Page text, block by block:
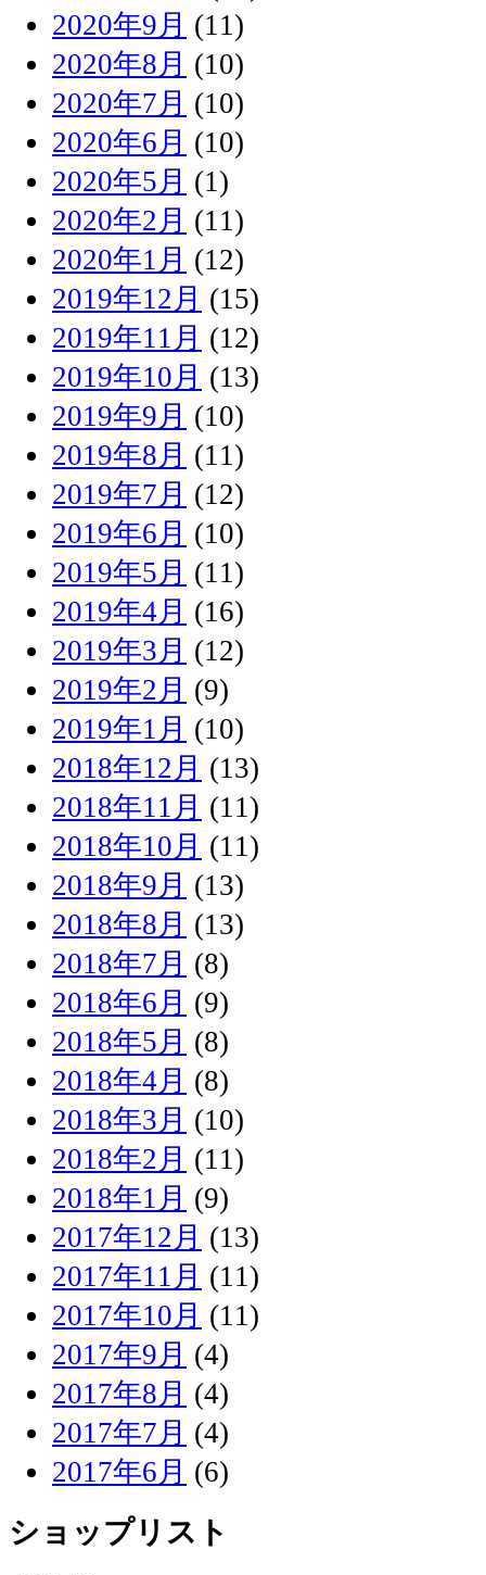
2020年9月 (11)
2020年8月 (10)
2020年7月 (10)
2020年6月 (10)
2020年5月 (1)
2020年2月 (11)
2020年1月 (12)
2019年12月 (15)
2019年11月 (12)
2019年10月 (13)
2019年9月 (10)
2019年8月 (11)
2019年7月 (12)
2019年6月 (10)
2019年5月 (11)
2019年4月 (16)
2019年3月 (12)
2019年2月 (9)
2019年1月 (10)
2018年12月 (13)
2018年11月 (11)
2018年10月 (11)
2018年9月 (13)
2018年8月 (13)
2018年7月 (8)
2018年6月 (9)
2018年5月 (8)
2018年4月 (8)
2018年3月 (10)
2018年2月 (11)
2018年1月 (9)
2017年12月 (13)
2017年11月 (11)
2017年10月 (11)
2017年9月 (4)
2017年8月 (4)
2017年7月 (4)
2017年6月 (6)
ショップリスト